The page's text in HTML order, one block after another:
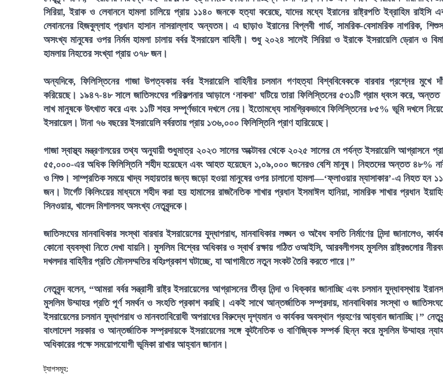
সিরিয়া, ইরাক ও লেবাননে হামলা চালিয়ে প্রায় ১১৪০ জনকে হত্যা করেছে, যাদের মধ্যে ইরানের রাষ্ট্রপতি ইব্রাহিম রাইসি
লেবাননের হিজবুল্লাহ প্রধান হাসান নাসরাল্লাহ অন্যতম। এ ছাড়াও ইরানের বিপ্লবী গার্ড, সামরিক-বেসামরিক নাগরিক,
অসংখ্য মানুষের ওপর নির্মম হামলা চালায় বর্বর ইসরায়েল বাহিনী। শুধু ২০২৪ সালেই সিরিয়া ও ইরাকে ইসরায়েলি ড্রোন ও
হামলায় নিহতের সংখ্যা প্রায় ৩৭৮ জন।
অন্যদিকে, ফিলিস্তিনের গাজা উপত্যকায় বর্বর ইসরায়েলি বাহিনীর চলমান গণহত্যা বিশ্ববিবেককে বারবার প্রশ্নের মুখে
করিয়েছে। ১৯৪৭-৪৮ সালে জাতিসংঘের পরিকল্পনার আড়ালে ‘নাকবা’ ঘটিয়ে তারা ফিলিস্তিনের ৫৩১টি গ্রাম ধ্বংস করে,
লাখ মানুষকে উৎখাত করে এবং ১১টি শহর সম্পূর্ণভাবে দখলে নেয়। ইতোমধ্যে সামগ্রিকভাবে ফিলিস্তিনের ৮৫% ভূমি দখলে
ইসরায়েল। টানা ৭৬ বছরের ইসরায়েলি বর্বরতায় প্রায় ১৩৬,০০০ ফিলিস্তিনি প্রাণ হারিয়েছে।
গাজা স্বাস্থ্য মন্ত্রণালয়ের তথ্য অনুযায়ী শুধুমাত্র ২০২৩ সালের অক্টোবর থেকে ২০২৫ সালের মে পর্যন্ত ইসরায়েলি আগ্রাসনে
৫৫,০০০-এর অধিক ফিলিস্তিনি শহীদ হয়েছেন এবং আহত হয়েছেন ১,০৯,০০০ জনেরও বেশি মানুষ। নিহতদের অন্তত ৪৮%
ও শিশু। সাম্প্রতিক সময়ে খাদ্য সহায়তার জন্য জড়ো হওয়া মানুষের ওপর চালানো হামলা—‘ফ্লাওয়ার ম্যাসাকার’-এ নিহত হন
জন। টার্গেট কিলিংয়ের মাধ্যমে শহীদ করা হয় হামাসের রাজনৈতিক শাখার প্রধান ইসমাঈল হানিয়া, সামরিক শাখার প্রধান
সিনওয়ার, খালেদ মিশালসহ অসংখ্য নেতৃবৃন্দকে।
জাতিসংঘের মানবাধিকার সংস্থা বারবার ইসরায়েলের যুদ্ধাপরাধ, মানবাধিকার লঙ্ঘন ও অবৈধ বসতি নির্মাণের নিন্দা জানালেও,
কোনো ব্যবস্থা নিতে দেখা যায়নি। মুসলিম বিশ্বের অধিকার ও স্বার্থ রক্ষায় গঠিত ওআইসি, আরবলীগসহ মুসলিম রাষ্ট্রগুলোর
দখলদার বাহিনীর প্রতি মৌনসম্মতির বহিঃপ্রকাশ ঘটাচ্ছে, যা আগামীতে নতুন সংকট তৈরি করতে পারে।”
নেতৃবৃন্দ বলেন, “আমরা বর্বর সন্ত্রাসী রাষ্ট্র ইসরায়েলের আগ্রাসনের তীব্র নিন্দা ও ধিক্কার জানাচ্ছি এবং চলমান যুদ্ধাবস্থায়
মুসলিম উম্মাহর প্রতি পূর্ণ সমর্থন ও সংহতি প্রকাশ করছি। একই সাথে আন্তর্জাতিক সম্প্রদায়, মানবাধিকার সংস্থা ও
ইসরায়েলের চলমান যুদ্ধাপরাধ ও মানবতাবিরোধী অপরাধের বিরুদ্ধে দৃশ্যমান ও কার্যকর অবস্থান গ্রহণের আহ্বান জানাচ্ছি।”
বাংলাদেশ সরকার ও আন্তর্জাতিক সম্প্রদায়কে ইসরায়েলের সঙ্গে কূটনৈতিক ও বাণিজ্যিক সম্পর্ক ছিন্ন করে মুসলিম উম্মাহর
অধিকারের পক্ষে সময়োপযোগী ভূমিকা রাখার আহ্বান জানান।
ট্যাগসমূহ: